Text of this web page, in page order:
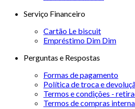
Serviço Financeiro
Cartão Le biscuit
Empréstimo Dim Dim
Perguntas e Respostas
Formas de pagamento
Política de troca e
Termos e condições -
Termos de compras